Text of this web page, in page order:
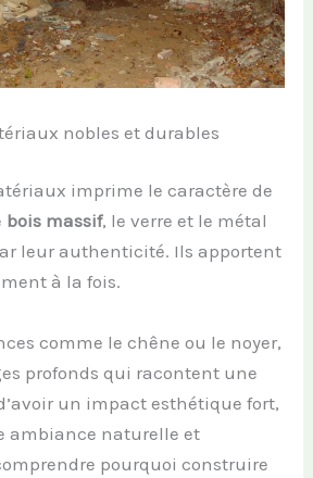
nobles et durables
imprime le caractère de
bois massif, le verre et le métal
leur authenticité. Ils apportent
à la fois.
comme le chêne ou le noyer,
profonds qui racontent une
un impact esthétique fort,
ambiance naturelle et
pourquoi construire